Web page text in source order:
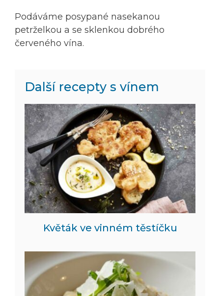
Podáváme posypané nasekanou
petrželkou a se sklenkou dobrého
červeného vína.
Další recepty s vínem
Květák ve vinném těstíčku